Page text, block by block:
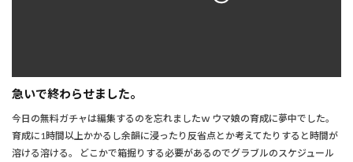
急いで終わらせました。
今日の無料ガチャは編集するのを忘れましたｗ ウマ娘の育成に夢中でした。
育成に1時間以上かかるし余韻に浸ったり反省点とか考えてたりすると時間が
溶ける溶ける。 どこかで箱掘りする必要があるのでグラブルのスケジュール